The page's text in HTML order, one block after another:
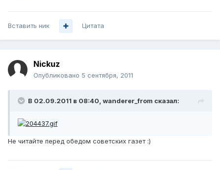
Вставить ник Цитата
Nickuz
Опубликовано 5 сентября, 2011
В 02.09.2011 в 08:40, wanderer_from сказал:
Не читайте перед обедом советских газет :)